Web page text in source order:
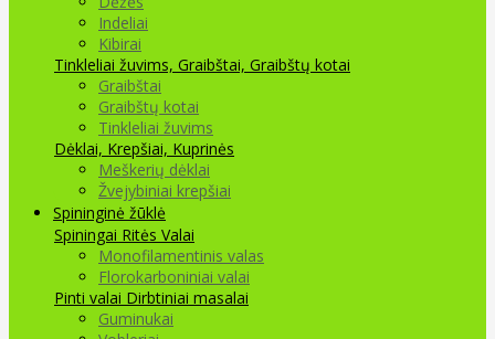
Indeliai
Kibirai
Tinkleliai žuvims, Graibštai, Graibštų kotai
Graibštai
Graibštų kotai
Tinkleliai žuvims
Dėklai, Krepšiai, Kuprinės
Meškerių dėklai
Žvejybiniai krepšiai
Spininginė žūklė
Spiningai Ritės Valai
Monofilamentinis valas
Florokarboniniai valai
Pinti valai Dirbtiniai masalai
Guminukai